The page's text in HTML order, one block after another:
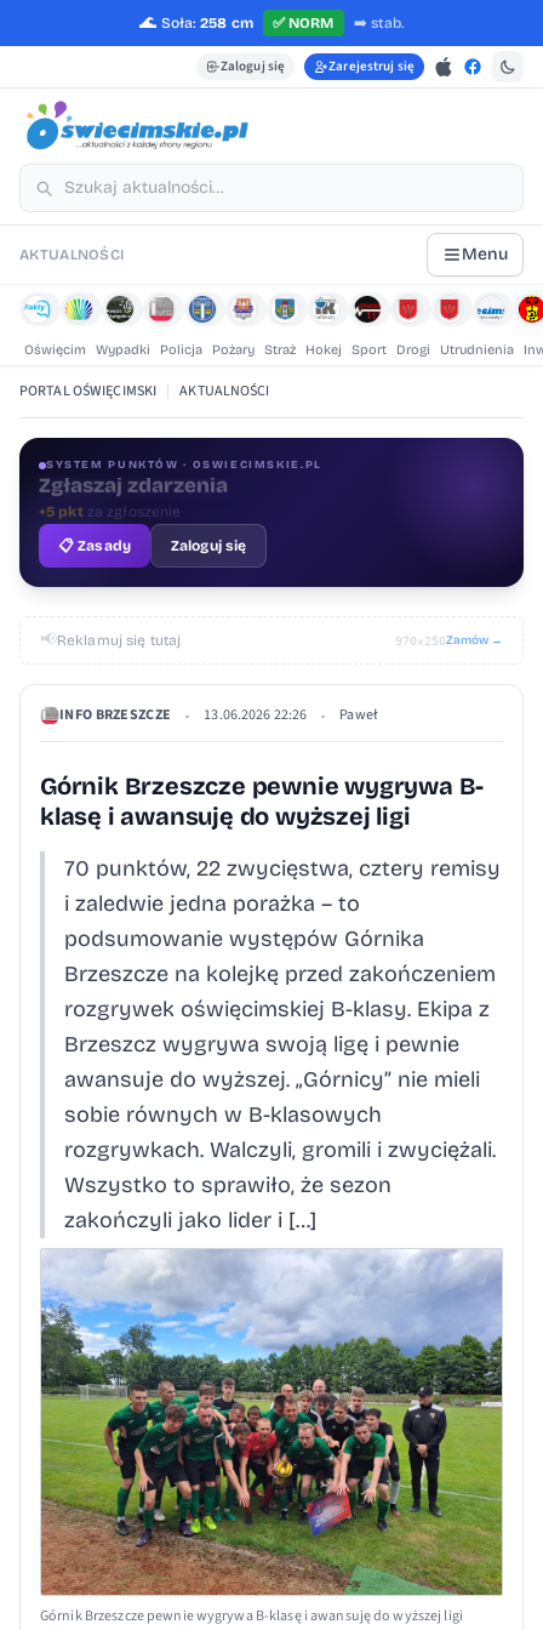
🌊 Soła: 258 cm ✅NORM ➡️ stab.
Zaloguj się Zarejestruj się
AKTUALNOŚCI Menu
Oświęcim Wypadki Policja Pożary Straż Hokej Sport Drogi Utrudnienia
PORTAL OŚWIĘCIMSKI | AKTUALNOŚCI
SYSTEM PUNKTÓW · OSWIECIMSKIE.PL
Oceniaj treści
+1 pktza ocenę
📋 Zasady
Zaloguj się
📢Reklamuj się tutaj 970×250Zamów →
INFO BRZESZCZE • 13.06.2026 22:26 • Paweł
Górnik Brzeszcze pewnie wygrywa B-
klasę i awansuję do wyższej ligi
70 punktów, 22 zwycięstwa, cztery remisy
i zaledwie jedna porażka – to
podsumowanie występów Górnika
Brzeszcze na kolejkę przed zakończeniem
rozgrywek oświęcimskiej B-klasy. Ekipa z
Brzeszcz wygrywa swoją ligę i pewnie
awansuje do wyższej. „Górnicy” nie mieli
sobie równych w B-klasowych
rozgrywkach. Walczyli, gromili i zwyciężali.
Wszystko to sprawiło, że sezon
zakończyli jako lider i […]
Górnik Brzeszcze pewnie wygrywa B-klasę i awansuję do wyższej ligi